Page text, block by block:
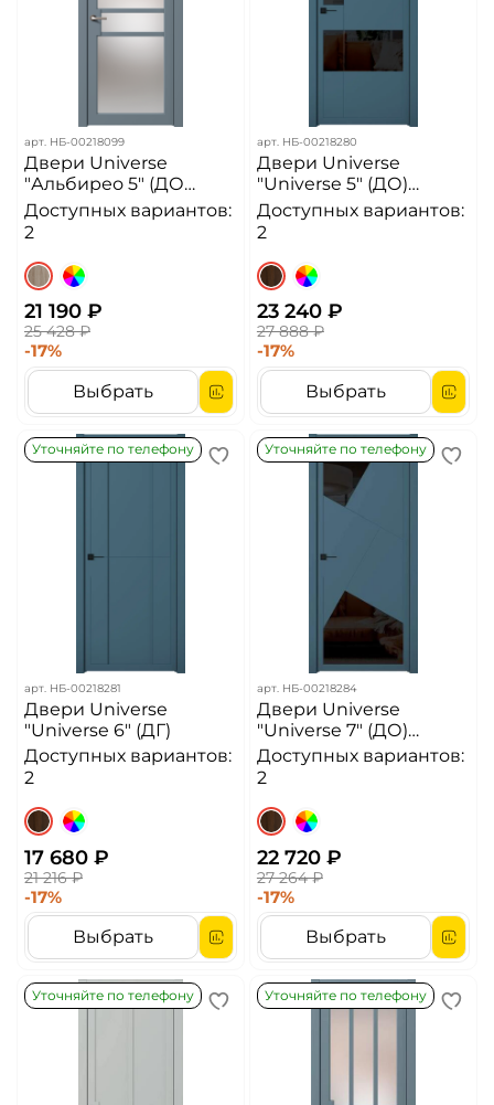
арт. НБ-00218099
Двери Universe
"Альбирео 5" (ДО
сатин)
Доступных вариантов:
2
21 190 ₽
25 428 ₽
-17%
Выбрать
арт. НБ-00218280
Двери Universe
"Universe 5" (ДО)
чёрное стекло
Доступных вариантов:
2
23 240 ₽
27 888 ₽
-17%
Выбрать
Уточняйте по телефону
арт. НБ-00218281
Двери Universe
"Universe 6" (ДГ)
Доступных вариантов:
2
17 680 ₽
21 216 ₽
-17%
Выбрать
Уточняйте по телефону
арт. НБ-00218284
Двери Universe
"Universe 7" (ДО)
чёрное стекло
Доступных вариантов:
2
22 720 ₽
27 264 ₽
-17%
Выбрать
Уточняйте по телефону Уточняйте по телефону